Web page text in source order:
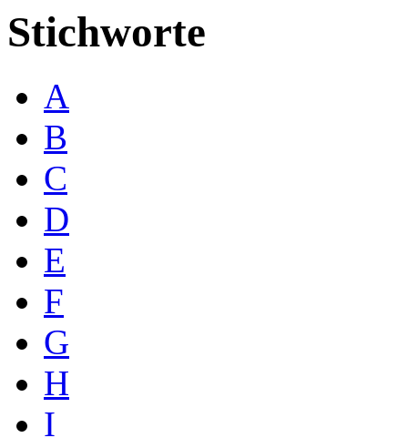
Stichworte
A
B
C
D
E
F
G
H
I